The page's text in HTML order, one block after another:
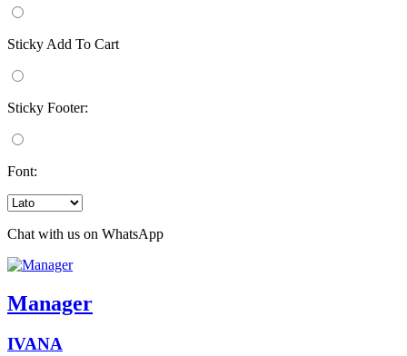
Sticky Add To Cart
Sticky Footer:
Font:
Chat with us on WhatsApp
Manager
IVANA